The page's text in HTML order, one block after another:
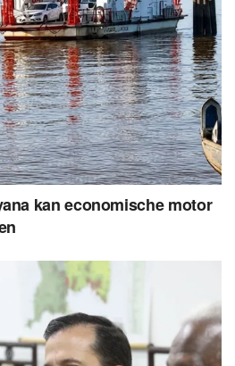
kan economische motor